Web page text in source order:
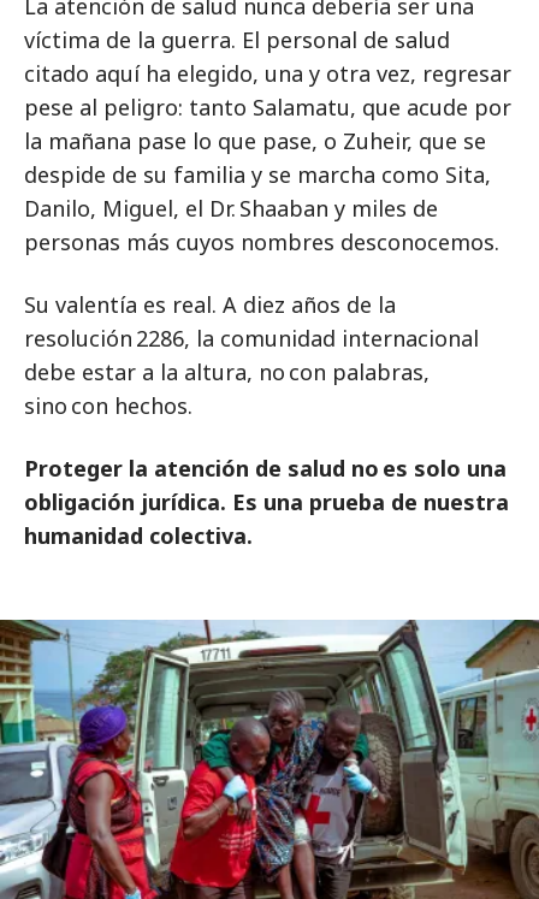
La atención de salud nunca debería ser una
víctima de la guerra. El personal de salud
citado aquí ha elegido, una y otra vez, regresar
pese al peligro: tanto Salamatu, que acude por
la mañana pase lo que pase, o Zuheir, que se
despide de su familia y se marcha como Sita,
Danilo, Miguel, el Dr. Shaaban y miles de
personas más cuyos nombres desconocemos.
Su valentía es real. A diez años de la
resolución 2286, la comunidad internacional
debe estar a la altura, no con palabras,
sino con hechos.
Proteger la atención de salud no es solo una
obligación jurídica. Es una prueba de nuestra
humanidad colectiva.